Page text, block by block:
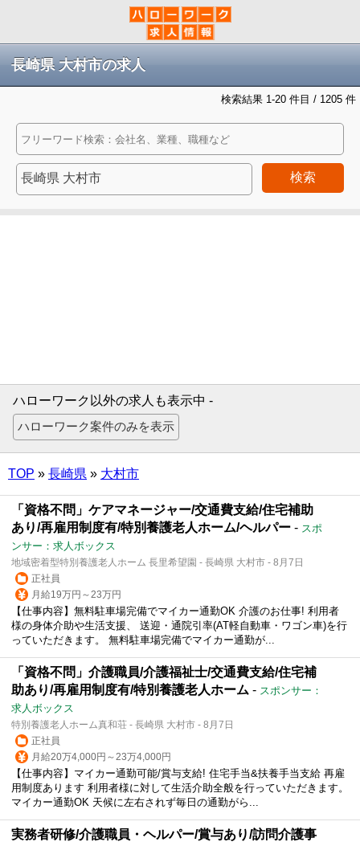
長崎県 大村市の求人
検索結果 1-20 件目 / 1205 件
検索
ハローワーク以外の求人も表示中 -
TOP » 長崎県 » 大村市
「資格不問」ケアマネージャー/交通費支給/住宅補助
あり/再雇用制度有/特別養護老人ホーム/ヘルパー - スポ
ンサー：求人ボックス
地域密着型特別養護老人ホーム 長里希望園 - 長崎県 大村市 - 8月7日
正社員
月給19万円～23万円
【仕事内容】無料駐車場完備でマイカー通勤OK 介護のお仕事! 利用者
様の身体介助や生活支援、 送迎・通院引率(AT軽自動車・ワゴン車)を行
っていただきます。 無料駐車場完備でマイカー通勤が...
「資格不問」介護職員/介護福祉士/交通費支給/住宅補
助あり/再雇用制度有/特別養護老人ホーム - スポンサー：
求人ボックス
特別養護老人ホーム真和荘 - 長崎県 大村市 - 8月7日
正社員
月給20万4,000円～23万4,000円
【仕事内容】マイカー通勤可能/賞与支給! 住宅手当&扶養手当支給 再雇
用制度あります 利用者様に対して生活介助全般を行っていただきます。
マイカー通勤OK 天候に左右されず毎日の通勤がら...
実務者研修/介護職員・ヘルパー/賞与あり/訪問介護事